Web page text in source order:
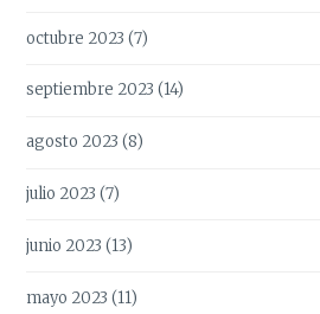
octubre 2023 (7)
septiembre 2023 (14)
agosto 2023 (8)
julio 2023 (7)
junio 2023 (13)
mayo 2023 (11)